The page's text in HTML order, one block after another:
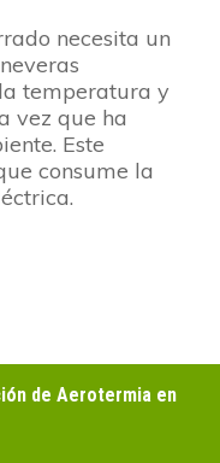
necesita un
temperatura y
vez que ha
Este
consume la
de Aerotermia en